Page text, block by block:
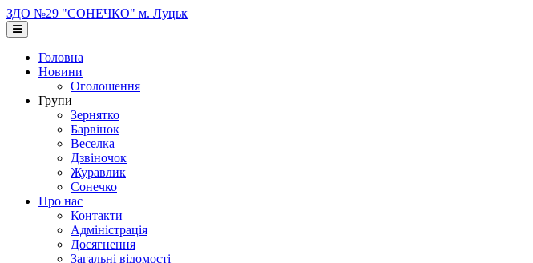
Перейти
до
основного
вмісту
ЗДО №29 "СОНЕЧКО" м. Луцьк
Головна
Новини
Оголошення
Групи
Зернятко
Барвінок
Веселка
Дзвіночок
Журавлик
Сонечко
Про нас
Контакти
Адміністрація
Досягнення
Загальні відомості